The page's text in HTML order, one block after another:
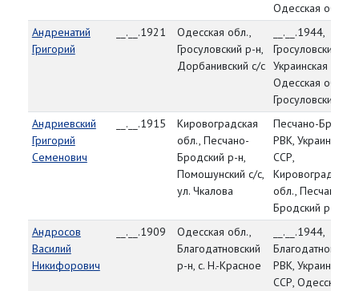
Одесская обл.
Андренатий
Григорий
__.__.1921
Одесская обл.,
Гросуловский р-н,
Дорбанивский с/с
__.__.1944,
Гросуловский
Украинская ССР,
Одесская обл.,
Гросуловский р-н
Андриевский
Григорий
Семенович
__.__.1915
Кировоградская
обл., Песчано-
Бродский р-н,
Помошунский с/с,
ул. Чкалова
Песчано-
РВК, Украинская
ССР,
Кировоградская
обл., Песчано-
Бродский р-н
Андросов
Василий
Никифорович
__.__.1909
Одесская обл.,
Благодатновский
р-н, с. Н.-Красное
__.__.1944,
Благодатновский
РВК, Украинская
ССР, Одесская